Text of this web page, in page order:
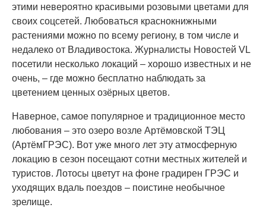
этими невероятно красивыми розовыми цветами для
своих соцсетей. Любоваться краснокнижными
растениями можно по всему региону, в том числе и
недалеко от Владивостока. Журналисты Новостей VL
посетили несколько локаций – хорошо известных и не
очень, – где можно бесплатно наблюдать за
цветением ценных озёрных цветов.
Наверное, самое популярное и традиционное место
любования – это озеро возле Артёмовской ТЭЦ
(АртёмГРЭС). Вот уже много лет эту атмосферную
локацию в сезон посещают сотни местных жителей и
туристов. Лотосы цветут на фоне градирен ГРЭС и
уходящих вдаль поездов – поистине необычное
зрелище.